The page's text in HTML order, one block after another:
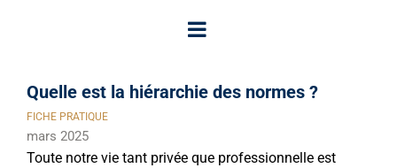
Quelle est la hiérarchie des normes ?
FICHE PRATIQUE
mars 2025
Toute notre vie tant privée que professionnelle est